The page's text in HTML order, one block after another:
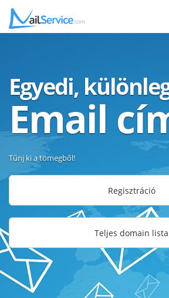
Egyedi,
Email
Tűnj ki a tömegből!
Regisztráció
Teljes domain lista